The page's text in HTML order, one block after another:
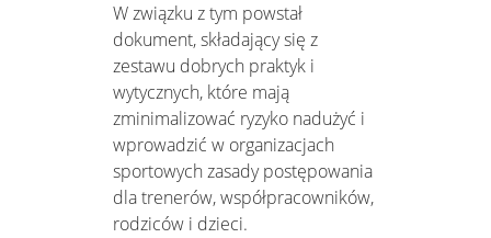
W związku z tym powstał
dokument, składający się z
zestawu dobrych praktyk i
wytycznych, które mają
zminimalizować ryzyko nadużyć i
wprowadzić w organizacjach
sportowych zasady postępowania
dla trenerów, współpracowników,
rodziców i dzieci.